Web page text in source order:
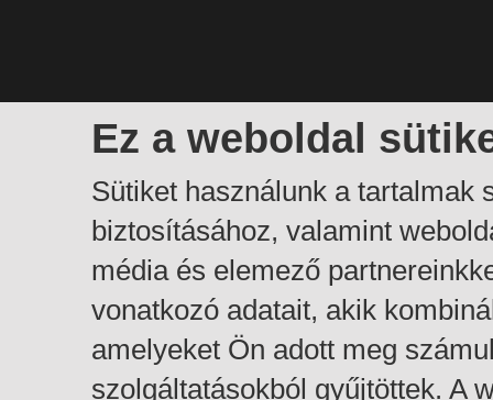
Ez a weboldal
Sütiket használunk a tartalmak
biztosításához, valamint
média és elemező
vonatkozó adatait, akik
amelyeket Ön adott meg
szolgáltatásokból gyűjtöttek. A